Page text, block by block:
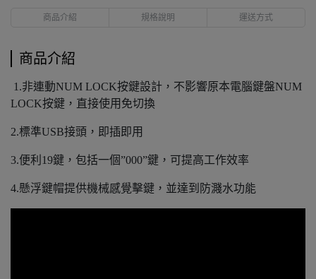
商品介紹 規格說明 運送方式
商品介紹
1.非連動NUM LOCK按鍵設計，不影響原本電腦鍵盤NUM
LOCK按鍵，直接使用免切換
2.標準USB接頭，即插即用
3.便利19鍵，包括一個”000”鍵，可提高工作效率
4.懸浮鍵帽提供機械感覺擊鍵，並達到防濺水功能